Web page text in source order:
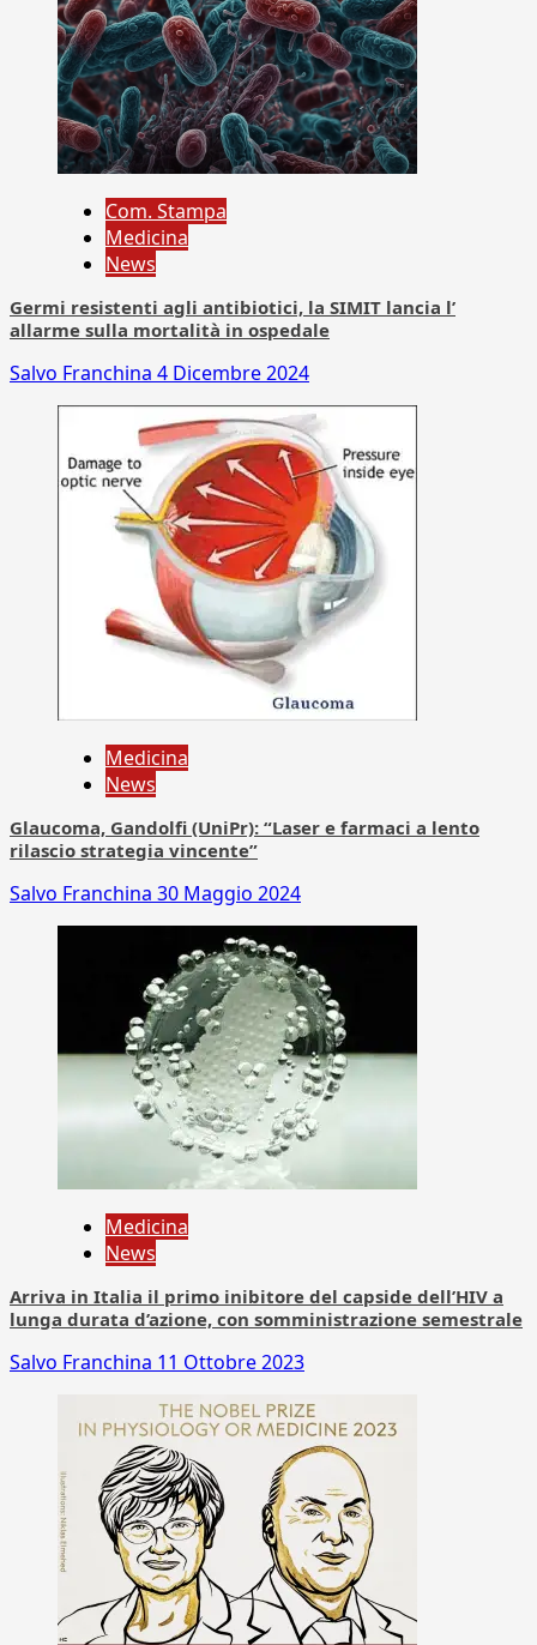
Com. Stampa
Medicina
News
Germi resistenti agli antibiotici, la SIMIT lancia l’
allarme sulla mortalità in ospedale
Salvo Franchina 4 Dicembre 2024
Medicina
News
Glaucoma, Gandolfi (UniPr): “Laser e farmaci a lento
rilascio strategia vincente”
Salvo Franchina 30 Maggio 2024
Medicina
News
Arriva in Italia il primo inibitore del capside dell’HIV a
lunga durata d’azione, con somministrazione semestrale
Salvo Franchina 11 Ottobre 2023